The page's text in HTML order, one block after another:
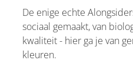
De enige echte
sociaal gemaakt, van
kwaliteit - hier ga je van
kleuren.